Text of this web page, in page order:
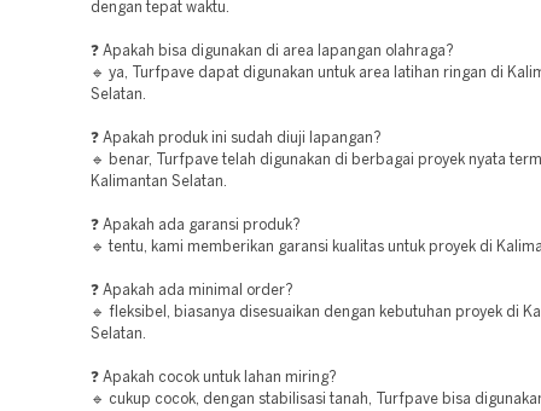
dengan tepat waktu.
❓ Apakah bisa digunakan di area lapangan olahraga?
🔹 ya, Turfpave dapat digunakan untuk area latihan ringan di
Selatan.
❓ Apakah produk ini sudah diuji lapangan?
🔹 benar, Turfpave telah digunakan di berbagai proyek nyata
Kalimantan Selatan.
❓ Apakah ada garansi produk?
🔹 tentu, kami memberikan garansi kualitas untuk proyek di
❓ Apakah ada minimal order?
🔹 fleksibel, biasanya disesuaikan dengan kebutuhan proyek di
Selatan.
❓ Apakah cocok untuk lahan miring?
🔹 cukup cocok, dengan stabilisasi tanah, Turfpave bisa